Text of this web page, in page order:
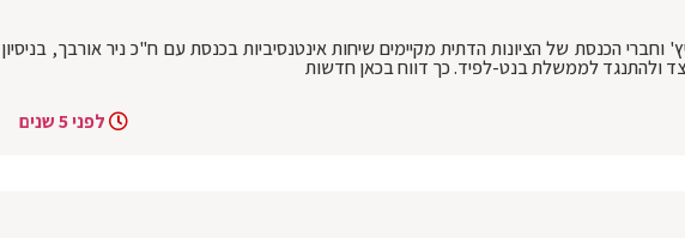
הכנסת של הציונות הדתית מקיימים שיחות אינטנסיביות בכנסת עם ח"כ ניר אורבך, בניסיון
ולהתנגד לממשלת בנט-לפיד. כך דווח בכאן חדשות
לפני 5 שנים